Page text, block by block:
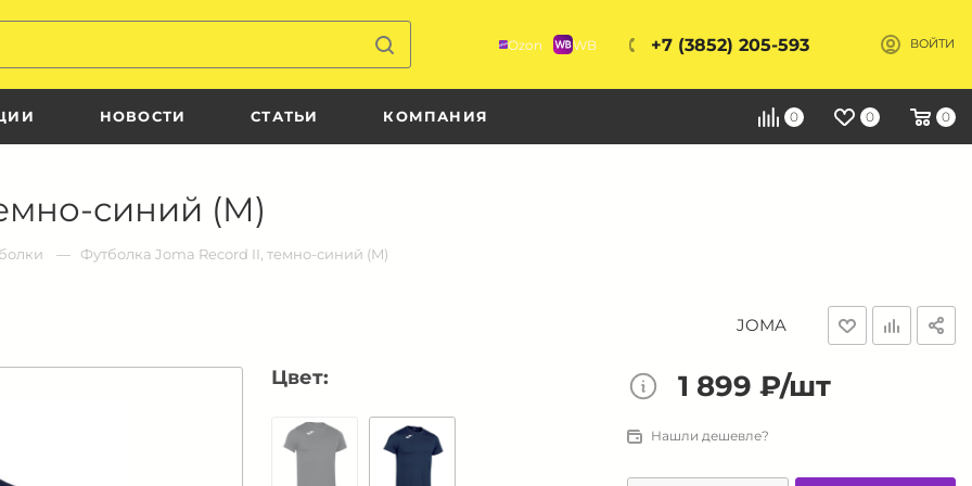
Ozon WB +7 (3852) 205-593 ВОЙТИ
НОВОСТИ СТАТЬИ КОМПАНИЯ 0 0 0
синий (M)
Футболка Joma Record II, темно-синий (M)
JOMA
Цвет: 1 899 ₽/шт
Нашли дешевле?